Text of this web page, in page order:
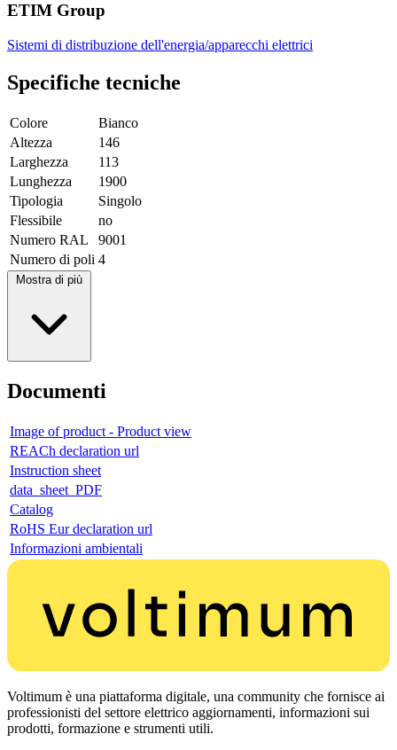
ETIM Group
Sistemi di distribuzione dell'energia/apparecchi elettrici
Specifiche tecniche
Colore
Bianco
Altezza
146
Larghezza
113
Lunghezza
1900
Tipologia
Singolo
Flessibile
no
Numero RAL
9001
Numero di poli 4
Mostra di più
Documenti
Image of product - Product view
REACh declaration url
Instruction sheet
data_sheet_PDF
Catalog
RoHS Eur declaration url
Informazioni ambientali
Voltimum è una piattaforma digitale, una community che fornisce ai
professionisti del settore elettrico aggiornamenti, informazioni sui
prodotti, formazione e strumenti utili.